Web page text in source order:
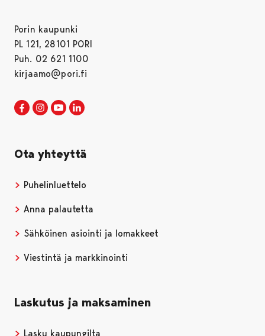
Porin kaupunki
PL 121, 28101 PORI
Puh. 02 621 1100
kirjaamo@pori.fi
Porin kaupunki Facebookissa
Avautuu uudessa välilehdessä
Porin kaupunki Instagramissa
Avautuu uudessa välilehdessä
Porin kaupunki Youtubessa
Avautuu uudessa välilehdessä
Ota yhteyttä
Puhelinluettelo
Anna palautetta
Sähköinen asiointi ja lomakkeet
Viestintä ja markkinointi
Laskutus ja maksaminen
Lasku kaupungilta